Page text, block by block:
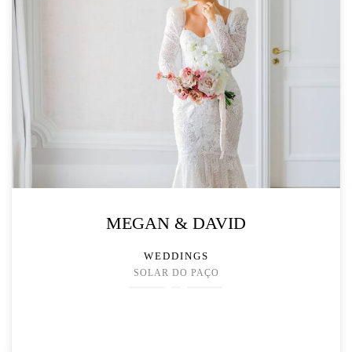
MEGAN & DAVID
WEDDINGS
SOLAR DO PAÇO